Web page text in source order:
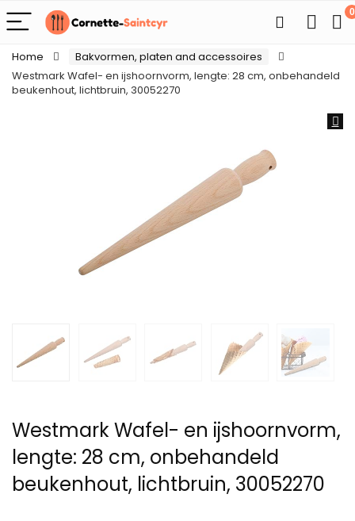
0
Home
Bakvormen, platen and accessoires
Westmark Wafel- en ijshoornvorm, lengte: 28 cm, onbehandeld
beukenhout, lichtbruin, 30052270
Westmark Wafel- en ijshoornvorm,
lengte: 28 cm, onbehandeld
beukenhout, lichtbruin, 30052270